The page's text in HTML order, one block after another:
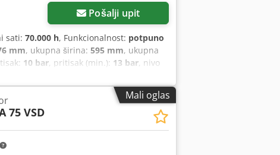
Pošalji upit
sati: 70.000 h, Funkcionalnost: potpuno
mm, ukupna širina: 595 mm, ukupna
10 bar, pritisak (min.): 13 bar, nivo
sušač rashladnog sredstva
- Godina: 2008 - Serijski broj:
očuvan šrafni kompresor sa
opseg između 3 i 13 bara. Uređaj
testiranje.
Mali oglas
75 VSD